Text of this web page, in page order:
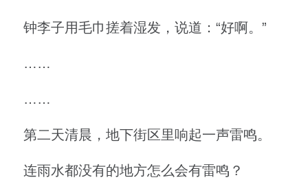
钟李子用毛巾搓着湿发，说道：“好啊。”
……
……
第二天清晨，地下街区里响起一声雷鸣。
连雨水都没有的地方怎么会有雷鸣？